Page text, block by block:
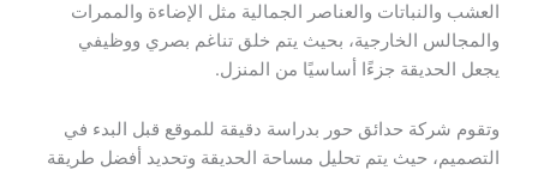
العشب والنباتات والعناصر الجمالية مثل الإضاءة والممرات
والمجالس الخارجية، بحيث يتم خلق تناغم بصري ووظيفي
يجعل الحديقة جزءًا أساسيًا من المنزل.
وتقوم شركة حدائق حور بدراسة دقيقة للموقع قبل البدء في
التصميم، حيث يتم تحليل مساحة الحديقة وتحديد أفضل طريقة